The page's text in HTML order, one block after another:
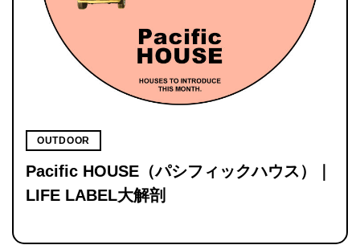
OUTDOOR
Pacific HOUSE（パシフィックハウス）｜
LIFE LABEL大解剖